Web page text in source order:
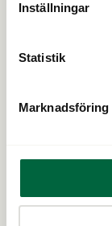
Inställningar
Statistik
Marknadsföring
Kontakta oss